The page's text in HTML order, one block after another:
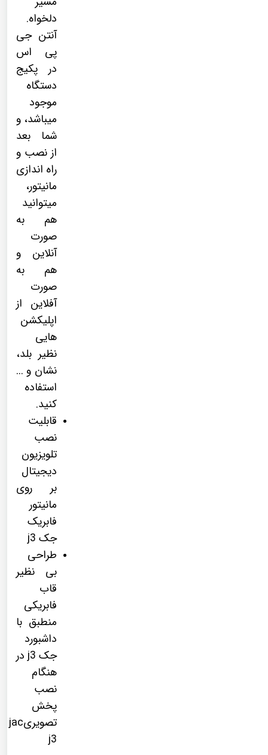
دلخواه.
آنتن جی
پی اس
در پکیج
دستگاه
موجود
میباشد، و
شما بعد
از نصب و
راه اندازی
مانیتور،
میتوانید
هم به
صورت
آنلاین و
هم به
صورت
آفلاین از
اپلیکشن
هایی
نظیر بلد،
نشان و ...
استفاده
کنید.
قابلیت
نصب
تلویزیون
دیجیتال
بر روی
مانیتور
فابریک
جک j3
طراحی
بی نظیر
قاب
فابریکی
منطبق با
داشبورد
جک j3 در
هنگام
نصب
پخش
تصویریjac
j3